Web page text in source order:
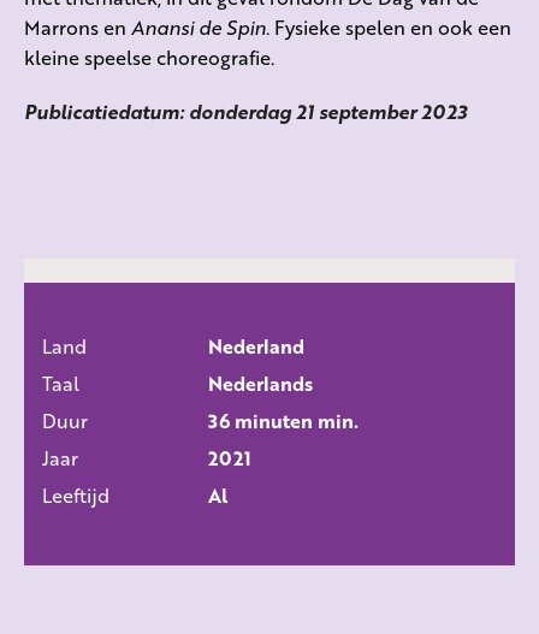
Marrons en Anansi de Spin. Fysieke spelen en ook een
kleine speelse choreografie.
Publicatiedatum: donderdag 21 september 2023
Land
Nederland
Taal
Nederlands
Duur
36 minuten min.
Jaar
2021
Leeftijd
Al